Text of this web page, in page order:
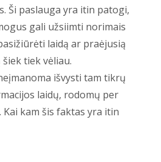
Ši paslauga yra itin patogi,
gali užsiimti norimais
laidą ar praėjusią
tiek vėliau.
išvysti tam tikrų
laidų, rodomų per
kam šis faktas yra itin